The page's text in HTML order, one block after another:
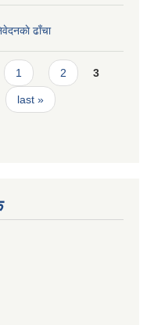
ढाँचा
1 2 3
last »